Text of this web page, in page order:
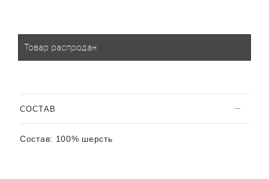
Товар распродан
CОСТАВ
Состав: 100% шерсть